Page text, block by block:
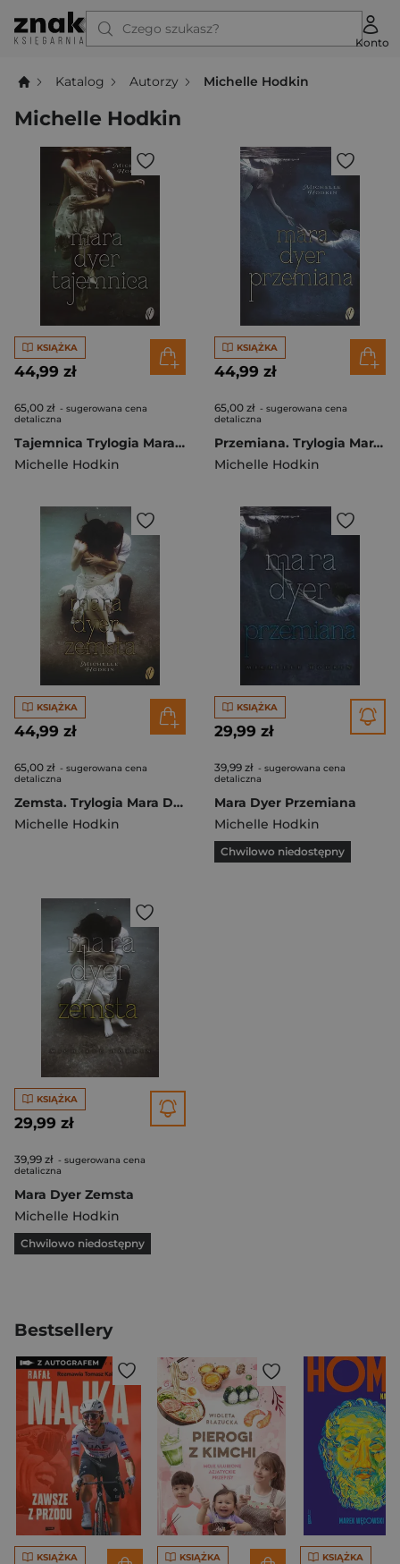
Czego szukasz?
Konto
Katalog Autorzy Michelle Hodkin
Michelle Hodkin
KSIĄŻKA
44,99 zł
65,00 zł - sugerowana cena
detaliczna
Tajemnica Trylogia Mara Dyer Tom 1
Michelle Hodkin
KSIĄŻKA
44,99 zł
65,00 zł - sugerowana cena
detaliczna
Przemiana. Trylogia Mara Dyer. Tom 2
Michelle Hodkin
KSIĄŻKA
44,99 zł
65,00 zł - sugerowana cena
detaliczna
Zemsta. Trylogia Mara Dyer. Tom 3
Michelle Hodkin
KSIĄŻKA
29,99 zł
39,99 zł - sugerowana cena
detaliczna
Mara Dyer Przemiana
Michelle Hodkin
Chwilowo niedostępny
KSIĄŻKA
29,99 zł
39,99 zł - sugerowana cena
detaliczna
Mara Dyer Zemsta
Michelle Hodkin
Chwilowo niedostępny
Bestsellery
KSIĄŻKA KSIĄŻKA KSIĄŻKA